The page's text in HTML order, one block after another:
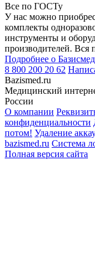
Все по ГОСТу
У нас можно
комплекты
инструменты и
производителей. Вся
Подробнее о Базисмед
8 800 200 20 62
Bazismed.ru
Медицинский
России
О компании
конфиденциальности
потом! Удаление
bazismed.ru Система
Полная версия сайта